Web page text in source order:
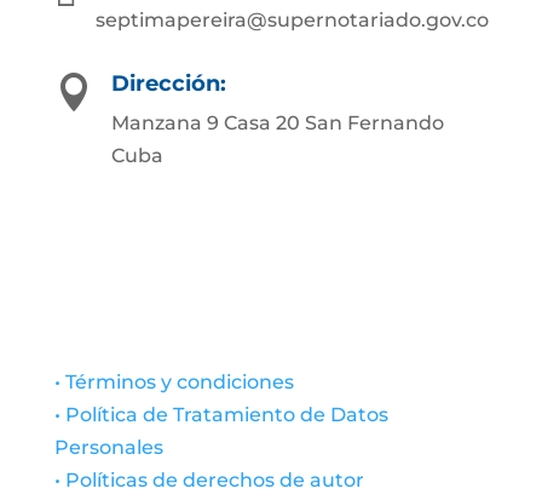
septimapereira@supernotariado.gov.co
 Dirección:
Manzana 9 Casa 20 San Fernando
Cuba
• Términos y condiciones
• Política de Tratamiento de Datos
Personales
• Políticas de derechos de autor